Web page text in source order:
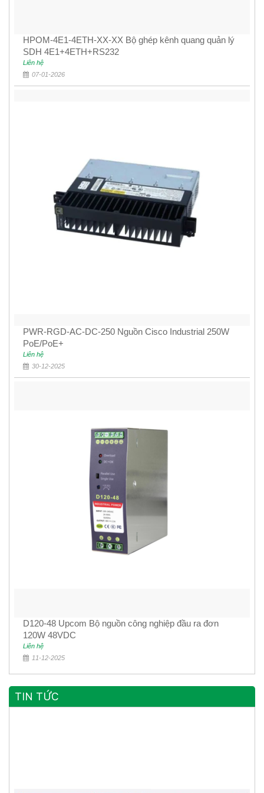
HPOM-4E1-4ETH-XX-XX Bộ ghép kênh quang quản lý
SDH 4E1+4ETH+RS232
Liên hệ
07-01-2026
PWR-RGD-AC-DC-250 Nguồn Cisco Industrial 250W
PoE/PoE+
Liên hệ
30-12-2025
D120-48 Upcom Bộ nguồn công nghiệp đầu ra đơn
120W 48VDC
Liên hệ
11-12-2025
TIN TỨC